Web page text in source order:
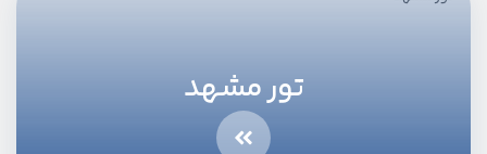
تور مشهد